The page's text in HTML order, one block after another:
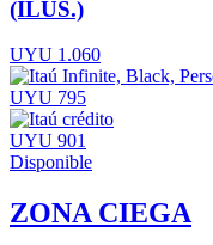
(ILUS.)
UYU 1.060
UYU 795
UYU 901
Disponible
ZONA CIEGA